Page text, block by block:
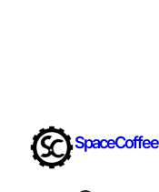
SpaceCoffee